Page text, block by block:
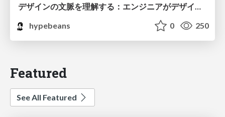
デザインの文脈を理解する：エンジニアがデザインカンファレンスに参加して得た学びと気づき
hypebeans
0 250
Featured
See All Featured